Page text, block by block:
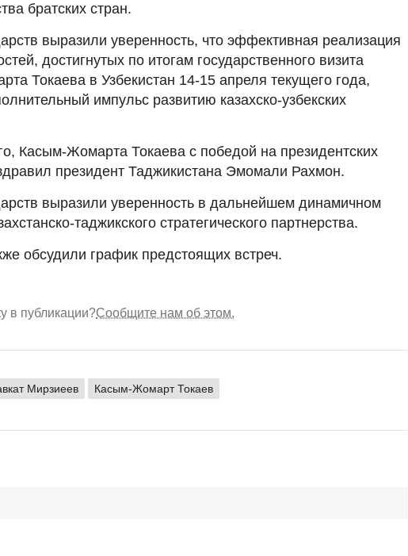
братских стран.
выразили уверенность, что эффективная реализация
достигнутых по итогам государственного визита
Токаева в Узбекистан 14-15 апреля текущего года,
импульс развитию казахско-узбекских
Касым-Жомарта Токаева с победой на президентских
президент Таджикистана Эмомали Рахмон.
выразили уверенность в дальнейшем динамичном
таджикского стратегического партнерства.
обсудили график предстоящих встреч.
в публикации?Сообщите нам об этом.
Мирзиеев Касым-Жомарт Токаев